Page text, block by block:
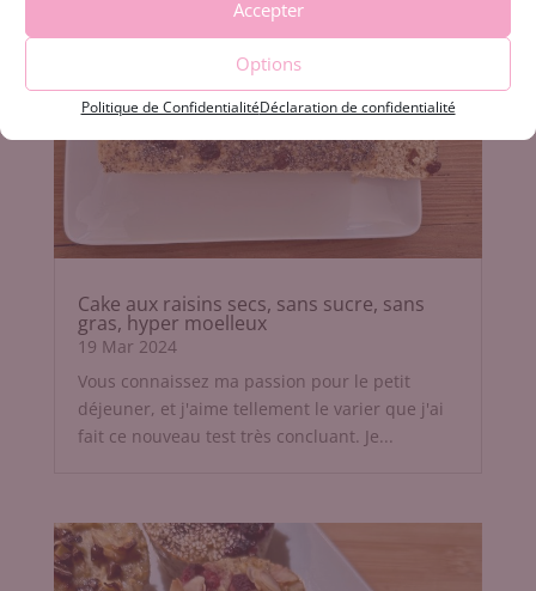
Accepter
Options
Politique de ConfidentialitéDéclaration de confidentialité
Cake aux raisins secs, sans sucre, sans
gras, hyper moelleux
19 Mar 2024
Vous connaissez ma passion pour le petit
déjeuner, et j'aime tellement le varier que j'ai
fait ce nouveau test très concluant. Je...